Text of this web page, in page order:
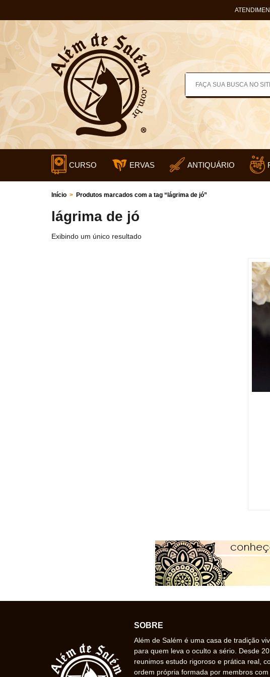
CURSO ERVAS ANTIQUÁRIO
Início > Produtos marcados com a tag “lágrima de jó”
lágrima de jó
Exibindo um único resultado
SOBRE
Além de Salém é uma casa de tradição
para quem leva o oculto a sério. Desde
reunimos estudo rigoroso e prática real,
ordem própria formada por membros